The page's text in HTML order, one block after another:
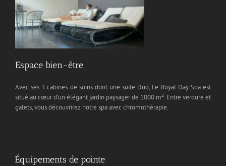
Espace bien-être
Avec ses 3 cabines de soins dont une suite Duo, Le Royal Day Spa est
situé au cœur d’un élégant jardin paysager de 1000 m². Entre verdure et
galets, vous découvrirez notre spa avec chromothérapie.
Équipements de pointe